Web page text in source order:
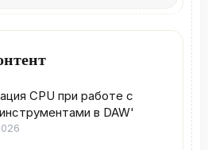
CPU при работе с
в DAW'